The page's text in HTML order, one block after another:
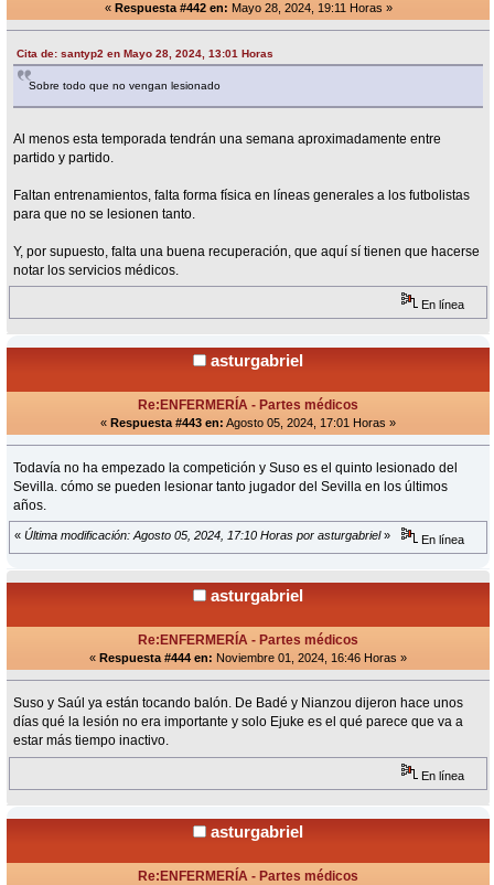
« Respuesta #442 en: Mayo 28, 2024, 19:11 Horas »
Cita de: santyp2 en Mayo 28, 2024, 13:01 Horas
Sobre todo que no vengan lesionado
Al menos esta temporada tendrán una semana aproximadamente entre
partido y partido.
Faltan entrenamientos, falta forma física en líneas generales a los futbolistas
para que no se lesionen tanto.
Y, por supuesto, falta una buena recuperación, que aquí sí tienen que hacerse
notar los servicios médicos.
En línea
asturgabriel
Re:ENFERMERÍA - Partes médicos
« Respuesta #443 en: Agosto 05, 2024, 17:01 Horas »
Todavía no ha empezado la competición y Suso es el quinto lesionado del
Sevilla. cómo se pueden lesionar tanto jugador del Sevilla en los últimos
años.
« Última modificación: Agosto 05, 2024, 17:10 Horas por asturgabriel» En línea
asturgabriel
Re:ENFERMERÍA - Partes médicos
« Respuesta #444 en: Noviembre 01, 2024, 16:46 Horas »
Suso y Saúl ya están tocando balón. De Badé y Nianzou dijeron hace unos
días qué la lesión no era importante y solo Ejuke es el qué parece que va a
estar más tiempo inactivo.
En línea
asturgabriel
Re:ENFERMERÍA - Partes médicos